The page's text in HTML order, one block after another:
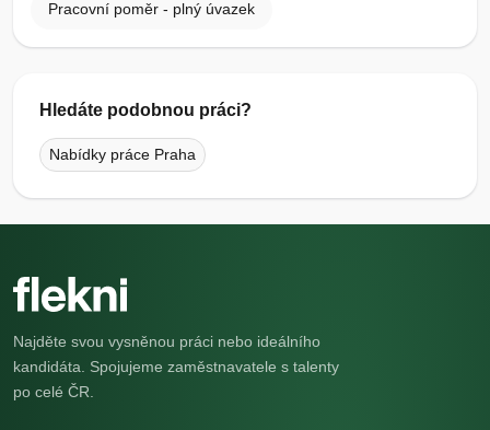
Pracovní poměr - plný úvazek
Hledáte podobnou práci?
Nabídky práce Praha
Najděte svou vysněnou práci nebo ideálního
kandidáta. Spojujeme zaměstnavatele s talenty
po celé ČR.